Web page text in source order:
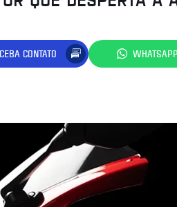
CONTATO WHATSAPP